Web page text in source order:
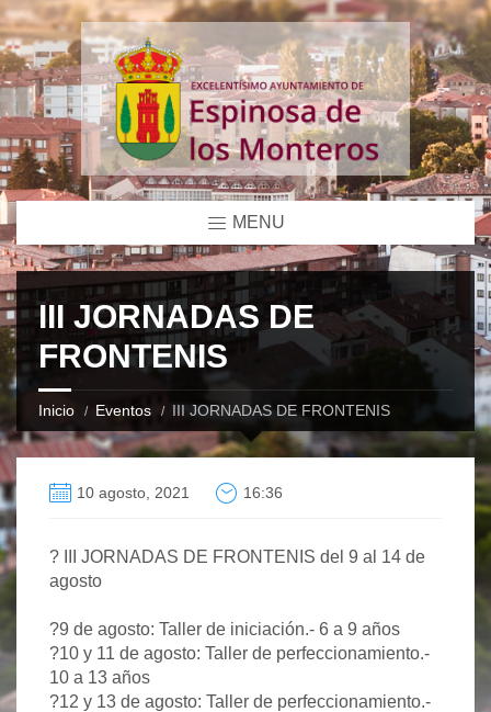
MENU
III JORNADAS DE
FRONTENIS
Inicio Eventos III JORNADAS DE FRONTENIS
10 agosto, 2021 16:36
? III JORNADAS DE FRONTENIS del 9 al 14 de
agosto
?9 de agosto: Taller de iniciación.- 6 a 9 años
?10 y 11 de agosto: Taller de perfeccionamiento.-
10 a 13 años
?12 y 13 de agosto: Taller de perfeccionamiento.-